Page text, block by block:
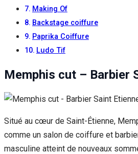
Making Of
Backstage coiffure
Paprika Coiffure
Ludo Tif
Memphis cut – Barbier
Situé au cœur de Saint-Étienne,
comme un salon de coiffure et
masculine atteint de nouveaux